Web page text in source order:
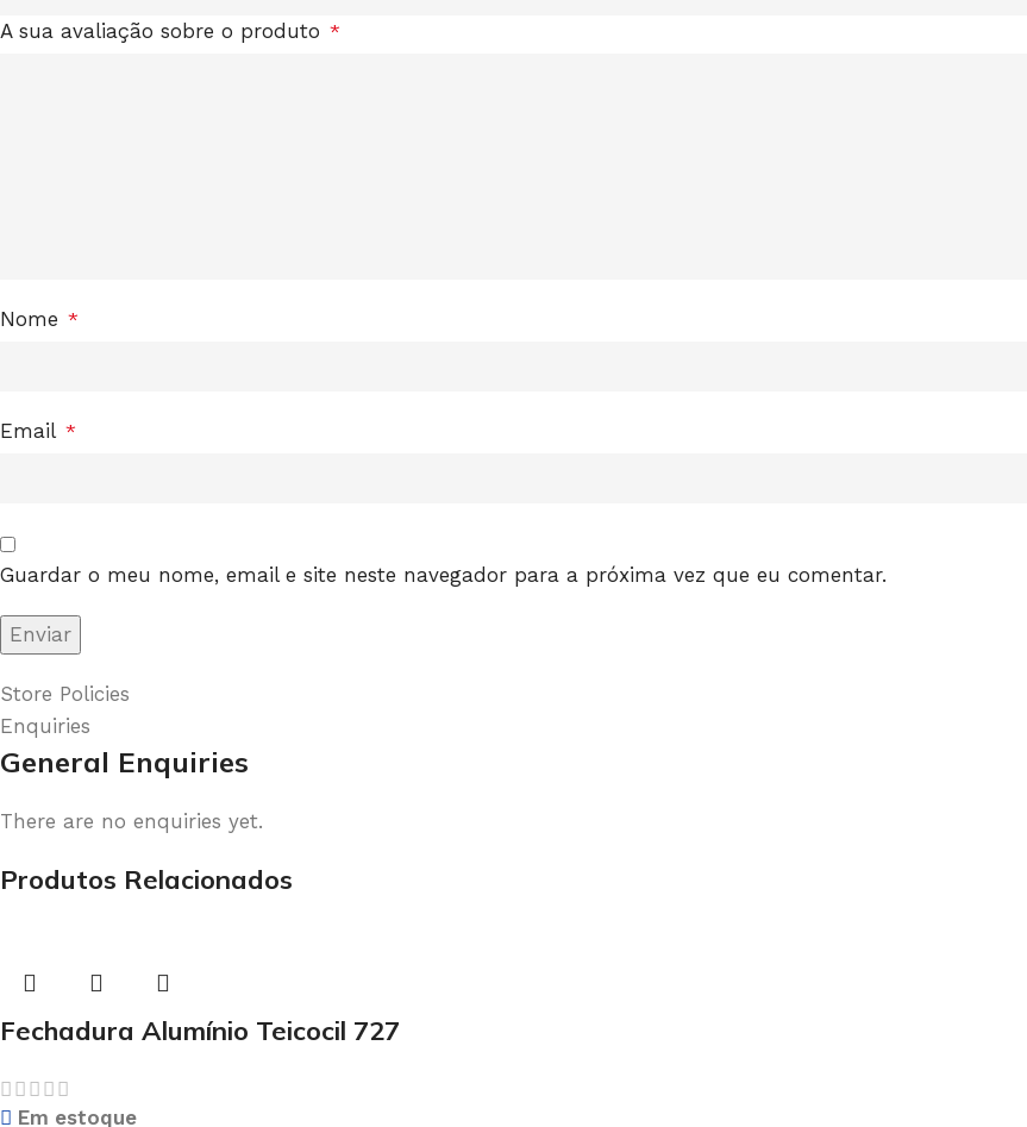
A sua avaliação sobre o produto *
Nome *
Email *
Guardar o meu nome, email e site neste navegador para a próxima vez que eu comentar.
Store Policies
Enquiries
General Enquiries
There are no enquiries yet.
Produtos Relacionados
Fechadura Alumínio Teicocil 727
Em estoque